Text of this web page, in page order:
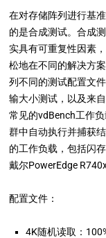
在对存储阵列进行基
的是合成测试。合成
实具有可重复性因素
松地在不同的解决方
列不同的测试配置文
输大小测试，以及来
常见的vdBench工作
群中自动执行并捕获
的工作负载，包括闪
戴尔PowerEdge
配置文件：
4K随机读取：